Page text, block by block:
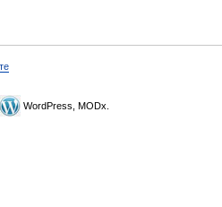
WordPress, MODx.